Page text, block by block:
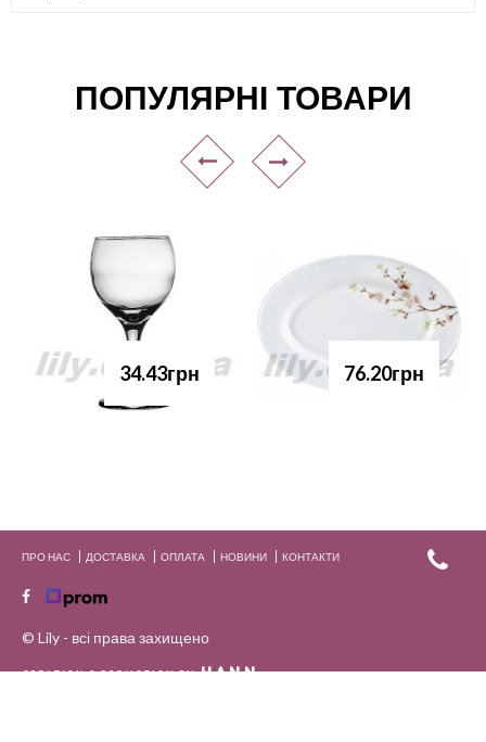
ПОПУЛЯРНІ ТОВАРИ
34.43грн 76.20грн
ПРО НАС ДОСТАВКА ОПЛАТА НОВИНИ КОНТАКТИ
© Lily - всі права захищено
CREATION & PROMOTION BYHANN.